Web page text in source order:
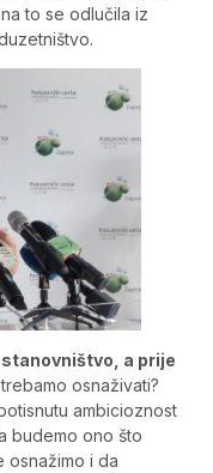
to se odlučila iz
a prije
osnaživati?
ambicioznost
budemo ono što
osnažimo i da